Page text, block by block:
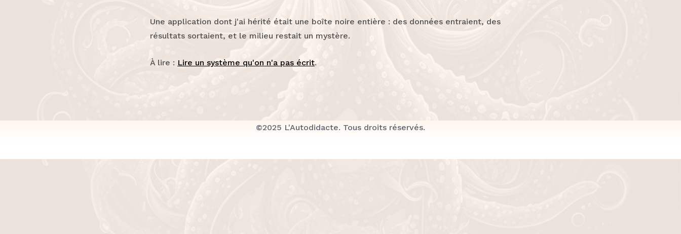
Une application dont j'ai hérité était une boîte noire entière : des données entraient, des
résultats sortaient, et le milieu restait un mystère.
À lire : Lire un système qu'on n'a pas écrit.
©2025 L'Autodidacte. Tous droits réservés.